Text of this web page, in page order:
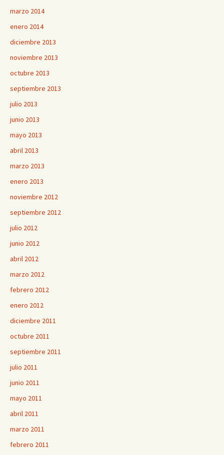
marzo 2014
enero 2014
diciembre 2013
noviembre 2013
octubre 2013
septiembre 2013
julio 2013
junio 2013
mayo 2013
abril 2013
marzo 2013
enero 2013
noviembre 2012
septiembre 2012
julio 2012
junio 2012
abril 2012
marzo 2012
febrero 2012
enero 2012
diciembre 2011
octubre 2011
septiembre 2011
julio 2011
junio 2011
mayo 2011
abril 2011
marzo 2011
febrero 2011